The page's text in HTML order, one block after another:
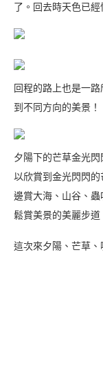
了。回去時天色已
回程的路上也是一
到不同方向的美景！
夕陽下的芒草金光
以欣賞到金光閃閃
邊賞大海、山谷、
鬆賞美景的美麗步道
這次來夕陽、芒草、